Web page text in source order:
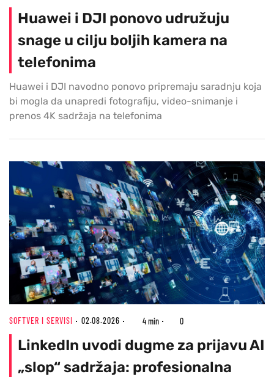
Huawei i DJI ponovo udružuju
snage u cilju boljih kamera na
telefonima
Huawei i DJI navodno ponovo pripremaju saradnju koja
bi mogla da unapredi fotografiju, video-snimanje i
prenos 4K sadržaja na telefonima
SOFTVER I SERVISI 02.08.2026 4 min 0
LinkedIn uvodi dugme za prijavu AI
„slop“ sadržaja: profesionalna